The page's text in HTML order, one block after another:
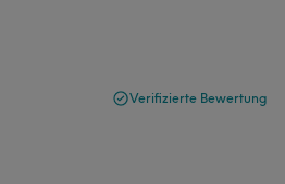
Verifizierte Bewertung